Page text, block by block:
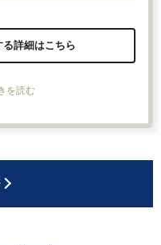
詳細はこちら
を読む